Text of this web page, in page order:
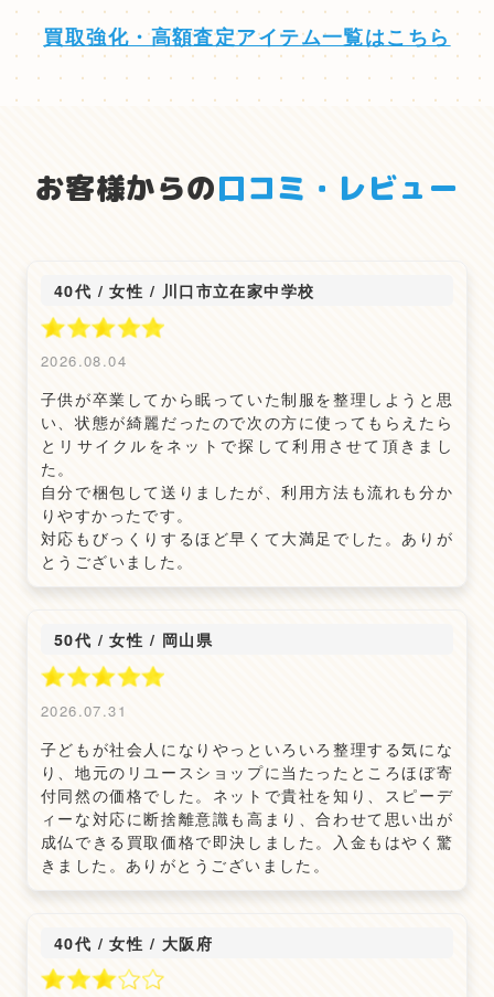
買取強化・高額査定アイテム一覧はこちら
お客様からの口コミ・レビュー
40代 / 女性 / 川口市立在家中学校
2026.08.04
子供が卒業してから眠っていた制服を整理しようと思
い、状態が綺麗だったので次の方に使ってもらえたら
とリサイクルをネットで探して利用させて頂きまし
た。
自分で梱包して送りましたが、利用方法も流れも分か
りやすかったです。
対応もびっくりするほど早くて大満足でした。ありが
とうございました。
50代 / 女性 / 岡山県
2026.07.31
子どもが社会人になりやっといろいろ整理する気にな
り、地元のリユースショップに当たったところほぼ寄
付同然の価格でした。ネットで貴社を知り、スピーデ
ィーな対応に断捨離意識も高まり、合わせて思い出が
成仏できる買取価格で即決しました。入金もはやく驚
きました。ありがとうございました。
40代 / 女性 / 大阪府